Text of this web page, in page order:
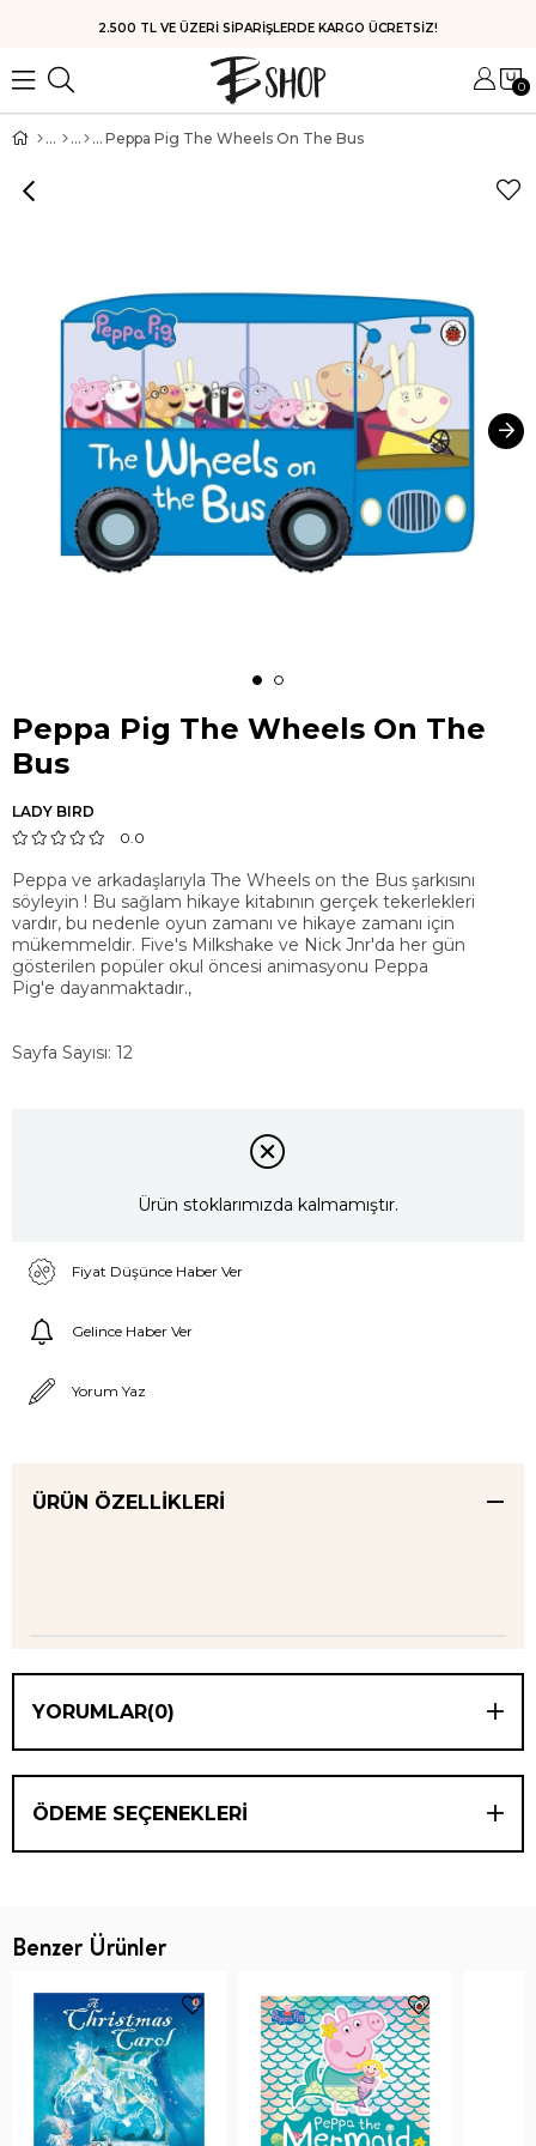
HIZLI KARGO
0
Peppa Pig The Wheels On The Bus
Peppa Pig The Wheels On The
Bus
LADY BIRD
0.0
Peppa ve arkadaşlarıyla The Wheels on the Bus şarkısını
söyleyin ! Bu sağlam hikaye kitabının gerçek tekerlekleri
vardır, bu nedenle oyun zamanı ve hikaye zamanı için
mükemmeldir. Five's Milkshake ve Nick Jnr'da her gün
gösterilen popüler okul öncesi animasyonu Peppa
Pig'e dayanmaktadır.,
Sayfa Sayısı: 12
Ürün stoklarımızda kalmamıştır.
Fiyat Düşünce Haber Ver
Gelince Haber Ver
Yorum Yaz
ÜRÜN ÖZELLIKLERI
YORUMLAR(0)
ÖDEME SEÇENEKLERI
Benzer Ürünler